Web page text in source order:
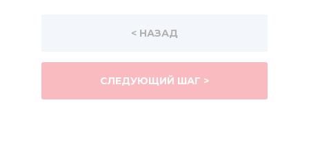
< НАЗАД
СЛЕДУЮЩИЙ ШАГ >